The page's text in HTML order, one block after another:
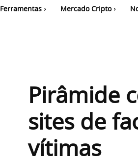
Ferramentas Mercado Cripto
Pirâmide
sites de
vítimas